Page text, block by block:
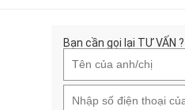
Bạn cần gọi lại TƯ VẤN ?